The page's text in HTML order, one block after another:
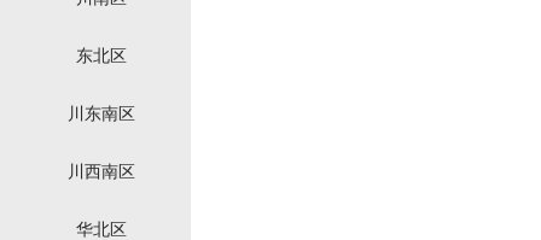
东北区
川东南区
川西南区
华北区